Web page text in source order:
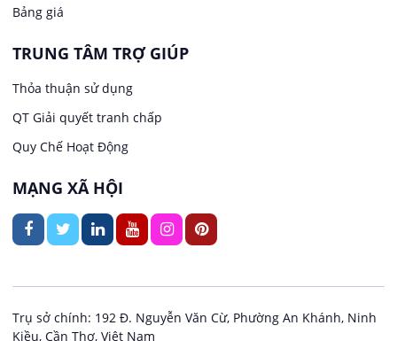
In ấn / Xuất bản
Kế toán
Lao Động Phổ Thông
Lễ tân
May mặc
Việc làm tại Hưng Phú
Việc làm tại Thới Long
Việc làm tại Thuận Hưng
Việc làm tại Vị Thủy
Bảng giá
TRUNG TÂM TRỢ GIÚP
Thỏa thuận sử dụng
QT Giải quyết tranh chấp
Quy Chế Hoạt Động
MẠNG XÃ HỘI
Trụ sở chính: 192 Đ. Nguyễn Văn Cừ, Phường An Khánh, Ninh
Kiều, Cần Thơ, Việt Nam